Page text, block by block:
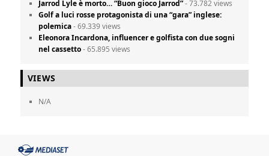
Jarrod Lyle è morto… “Buon gioco Jarrod”- 73.782 views
Golf a luci rosse protagonista di una “gara” inglese:
polemica- 69.339 views
Eleonora Incardona, influencer e golfista con due sogni
nel cassetto- 65.895 views
VIEWS
N/A